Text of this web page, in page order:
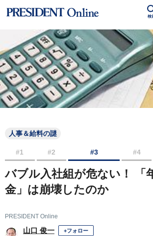
検
人事＆給料の謎
#1 #2 #3 #4
バブル入社組が危ない！ 「
金」は崩壊したのか
PRESIDENT Online
山口 俊一 +フォロー